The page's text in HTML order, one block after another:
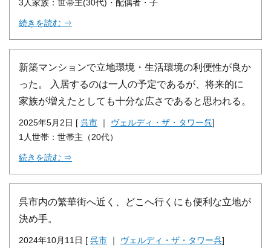
3人家族：世帯主(30代)・配偶者・子
続きを読む ⇒
新築マンションで立地環境・生活環境の利便性が良か
った。 入居するのは一人の予定であるが、将来的に
家族が増えたとしても十分な広さであると思われる。
2025年5月2日 [ 呉市 ｜ ヴェルディ・ザ・タワー呉]
1人世帯：世帯主（20代）
続きを読む ⇒
呉市内の繁華街へ近く、どこへ行くにも便利な立地が
決め手。
2024年10月11日 [ 呉市 ｜ ヴェルディ・ザ・タワー呉]